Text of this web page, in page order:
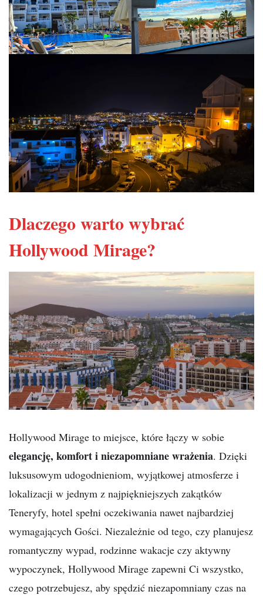
Dlaczego warto wybrać
Hollywood Mirage?
Hollywood Mirage to miejsce, które łączy w sobie
elegancję, komfort i niezapomniane wrażenia. Dzięki
luksusowym udogodnieniom, wyjątkowej atmosferze i
lokalizacji w jednym z najpiękniejszych zakątków
Teneryfy, hotel spełni oczekiwania nawet najbardziej
wymagających Gości. Niezależnie od tego, czy planujesz
romantyczny wypad, rodzinne wakacje czy aktywny
wypoczynek, Hollywood Mirage zapewni Ci wszystko,
czego potrzebujesz, aby spędzić niezapomniany czas na